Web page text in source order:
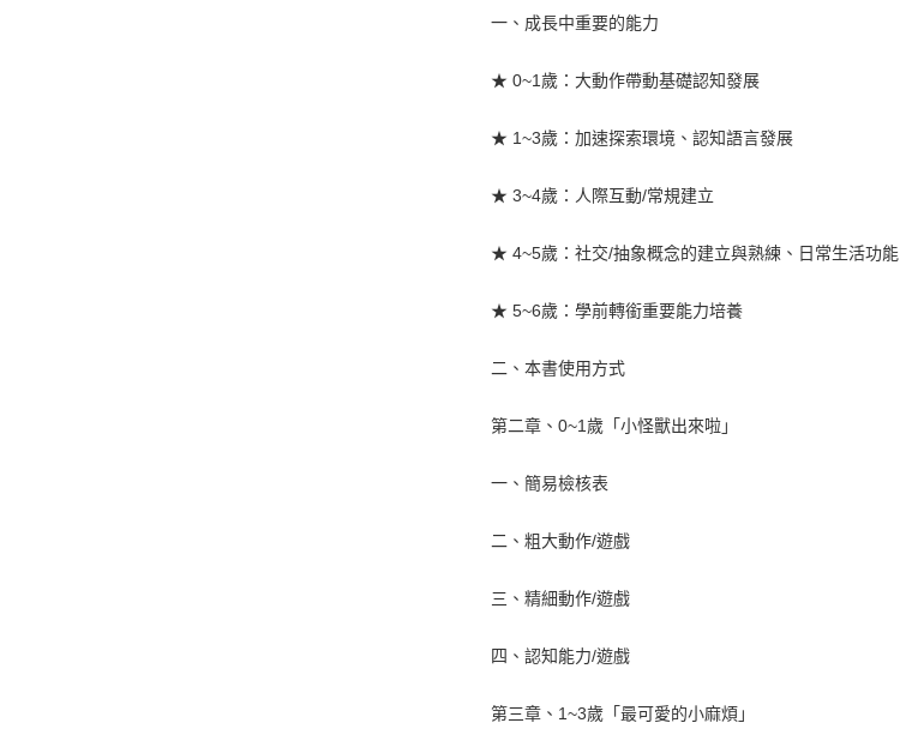
一、成長中重要的能力
★ 0~1歲：大動作帶動基礎認知發展
★ 1~3歲：加速探索環境、認知語言發展
★ 3~4歲：人際互動/常規建立
★ 4~5歲：社交/抽象概念的建立與熟練、日常生活功能
★ 5~6歲：學前轉銜重要能力培養
二、本書使用方式
第二章、0~1歲「小怪獸出來啦」
一、簡易檢核表
二、粗大動作/遊戲
三、精細動作/遊戲
四、認知能力/遊戲
第三章、1~3歲「最可愛的小麻煩」